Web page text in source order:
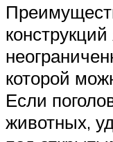
которой
Если
животных,